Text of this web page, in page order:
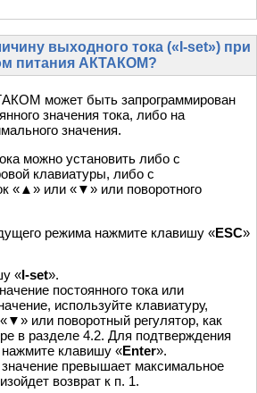
выходного тока («I-set») при
питания АКТАКОМ?
может быть запрограммирован
значения тока, либо на
значения.
можно установить либо с
клавиатуры, либо с
«▲» или «▼» или поворотного
режима нажмите клавишу «ESC»
«I-set».
постоянного тока или
используйте клавиатуру,
или поворотный регулятор, как
в разделе 4.2. Для подтверждения
нажмите клавишу «Enter».
превышает максимальное
возврат к п. 1.